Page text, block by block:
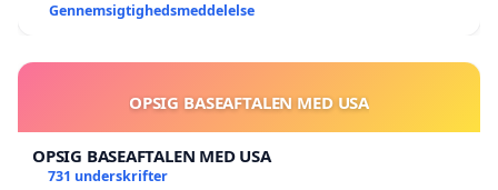
Gennemsigtighedsmeddelelse
OPSIG BASEAFTALEN MED USA
OPSIG BASEAFTALEN MED USA
731 underskrifter